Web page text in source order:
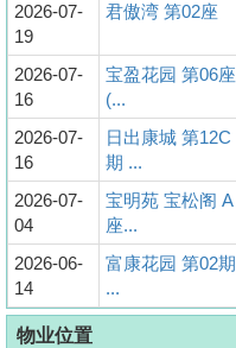
2026-07-
19
君傲湾 第02座
2026-07-
16
宝盈花园 第06座
(...
2026-07-
16
日出康城 第12C
期 ...
2026-07-
04
宝明苑 宝松阁 A
座...
2026-06-
14
富康花园 第02期
...
物业位置